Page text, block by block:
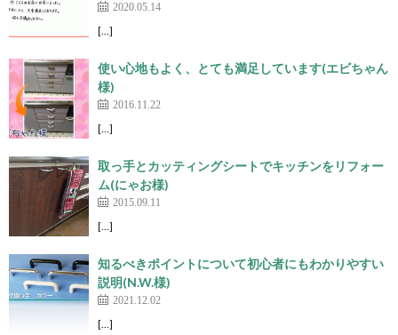
2020.05.14
[…]
使い心地もよく、とても満足しています(エビちゃん
様)
2016.11.22
[…]
取っ手とカッティングシートでキッチンをリフォー
ム(にゃお様)
2015.09.11
[…]
知るべきポイントについて初心者にもわかりやすい
説明(N.W.様)
2021.12.02
[…]